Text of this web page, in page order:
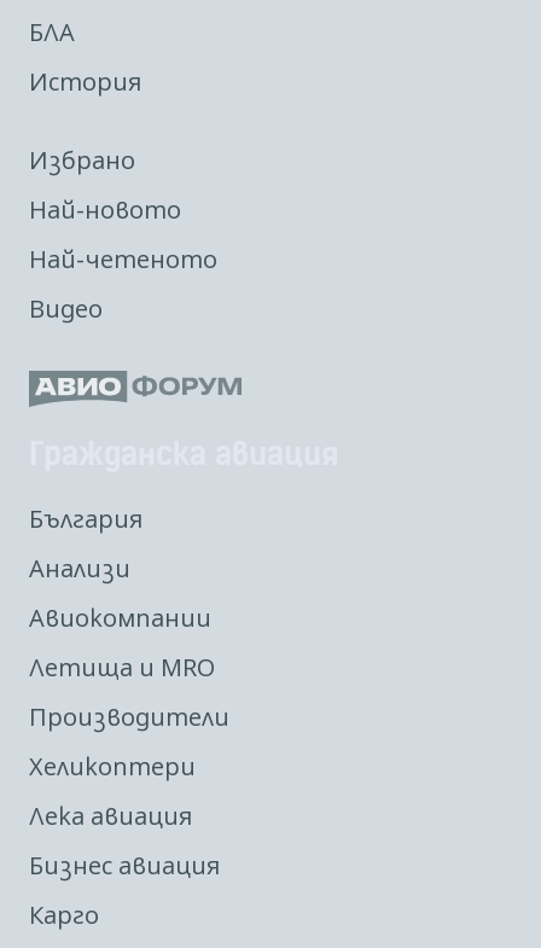
БЛА
История
Избрано
Най-новото
Най-четеното
Видео
България
Анализи
Авиокомпании
Летища и MRO
Производители
Хеликоптери
Лека авиация
Бизнес авиация
Карго